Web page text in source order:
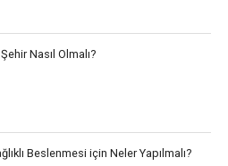
Nasıl Olmalı?
Beslenmesi için Neler Yapılmalı?